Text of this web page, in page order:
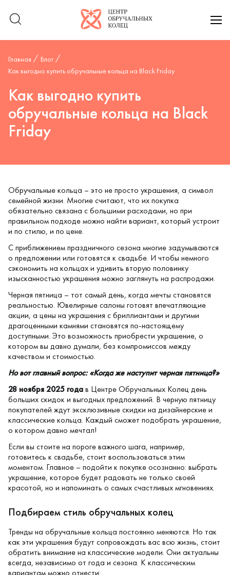
Логотип компании
Главная
Блог
Как выгодно купить обручальные кольца на Black Friday
Как выгодно купить
обручальные кольца на Black
Friday
Обручальные кольца – это не просто украшения, а символ
семейной жизни. Многие считают, что их покупка
обязательно связана с большими расходами, но при
правильном подходе можно найти вариант, который устроит
и по стилю, и по цене.
С приближением праздничного сезона многие задумываются
о предложении или готовятся к свадьбе. И чтобы немного
сэкономить на кольцах и удивить вторую половинку
изысканностью украшения можно заглянуть на распродажи.
Черная пятница – тот самый день, когда мечты становятся
реальностью. Ювелирные салоны готовят впечатляющие
акции, а цены на украшения с бриллиантами и другими
драгоценными камнями становятся по-настоящему
доступными. Это возможность приобрести украшение, о
котором вы давно думали, без компромиссов между
качеством и стоимостью.
Но вот главный вопрос: «Когда же наступит черная пятница?»
28 ноября 2025 годав Центре Обручальных Колец день
больших скидок и выгодных предложений. В черную пятницу
покупателей ждут эксклюзивные скидки на дизайнерские и
классические кольца. Каждый сможет подобрать украшение,
о котором давно мечтал!
Если вы стоите на пороге важного шага, например,
готовитесь к свадьбе, стоит воспользоваться этим
моментом. Главное – подойти к покупке осознанно: выбрать
украшение, которое будет радовать не только своей
красотой, но и напоминать о самых счастливых мгновениях.
Подбираем стиль обручальных колец
Тренды на обручальные кольца постоянно меняются. Но так
как эти украшения будут сопровождать вас всю жизнь, стоит
обратить внимание на классические модели. Они актуальны
всегда, независимо от года и сезона. К классическим
вариантам можно отнести: